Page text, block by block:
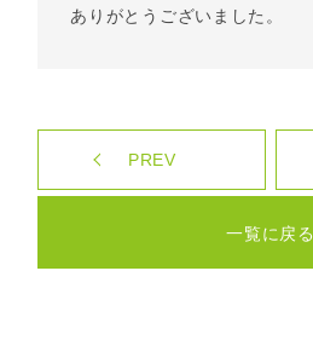
ありがとうございました。
PREV
一覧に戻る